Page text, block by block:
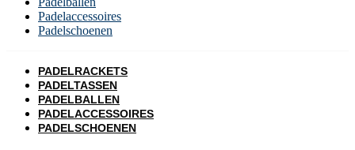
Padelaccessoires
Padelschoenen
PADELRACKETS
PADELTASSEN
PADELBALLEN
PADELACCESSOIRES
PADELSCHOENEN